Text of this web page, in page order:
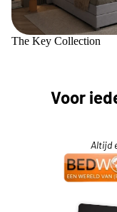
The Key Collection
Voor
Altijd